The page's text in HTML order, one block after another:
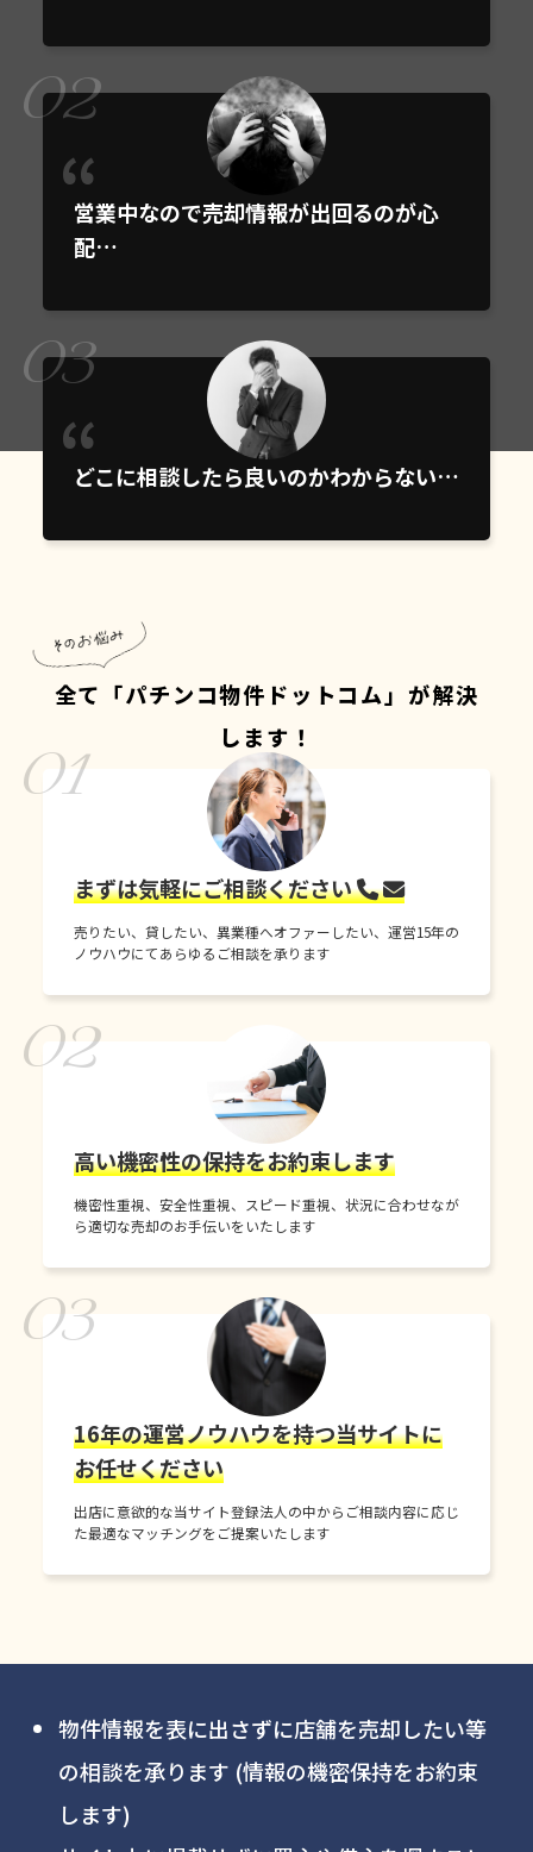
営業中なので売却情報が出回るのが心
配…
02
どこに相談したら良いのかわからない…
03
全て「パチンコ物件ドットコム」が解決
します！
まずは気軽にご相談ください
売りたい、貸したい、異業種へオファーしたい、運営15年の
ノウハウにてあらゆるご相談を承ります
01
高い機密性の保持をお約束します
機密性重視、安全性重視、スピード重視、状況に合わせなが
ら適切な売却のお手伝いをいたします
02
16年の運営ノウハウを持つ当サイトに
お任せください
出店に意欲的な当サイト登録法人の中からご相談内容に応じ
た最適なマッチングをご提案いたします
03
物件情報を表に出さずに店舗を売却したい等
の相談を承ります (情報の機密保持をお約束
します)